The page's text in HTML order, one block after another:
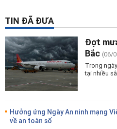
TIN ĐÃ ĐƯA
Đợt
Bắc (06/
Trong
tại nhiều
Hưởng ứng Ngày An ninh mạng
về an toàn số